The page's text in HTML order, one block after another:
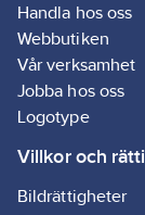
Handla hos oss
Webbutiken
Vår verksamhet
Jobba hos oss
Logotype
Villkor och
Bildrättigheter